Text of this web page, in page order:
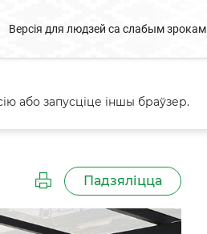
Версія для людзей са слабым зрокам
Падзяліцца
або запусціце іншы браўзер.